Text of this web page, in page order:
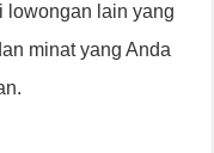
lowongan lain yang
minat yang Anda